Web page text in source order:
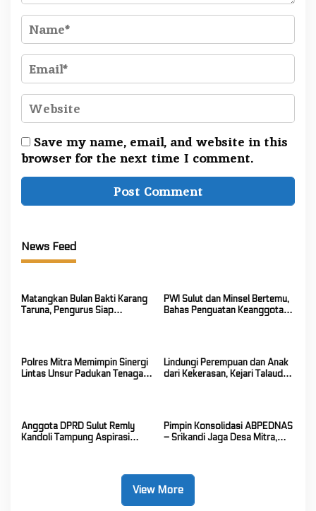
Save my name, email, and website in this
browser for the next time I comment.
News Feed
Matangkan Bulan Bakti Karang
Taruna, Pengurus Siap
PWI Sulut dan Minsel Bertemu,
Bahas Penguatan Keanggotaan
Polres Mitra Memimpin Sinergi
Lintas Unsur Padukan Tenaga
Lindungi Perempuan dan Anak
dari Kekerasan, Kejari Talaud
Anggota DPRD Sulut Remly
Kandoli Tampung Aspirasi
Pimpin Konsolidasi ABPEDNAS
– Srikandi Jaga Desa Mitra,
View More